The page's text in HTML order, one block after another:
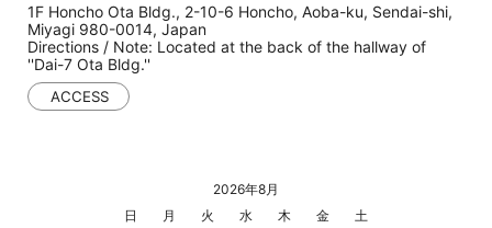
1F Honcho Ota Bldg., 2-10-6 Honcho, Aoba-ku, Sendai-shi,
Miyagi 980-0014, Japan
Directions / Note: Located at the back of the hallway of
''Dai-7 Ota Bldg.''
ACCESS
2026年8月
日
月 火 水 木 金
土